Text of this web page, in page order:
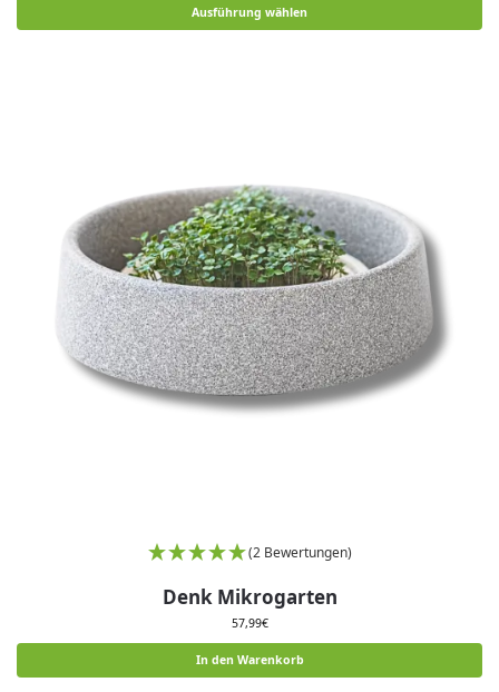
Ausführung wählen
(2 Bewertungen)
Denk Mikrogarten
57,99€
In den Warenkorb